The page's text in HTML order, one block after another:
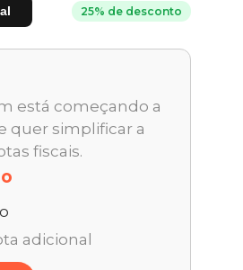
25% de desconto
está começando a
quer simplificar a
fiscais.
adicional